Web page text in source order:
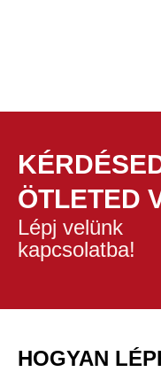
ÖTLETED
Lépj velünk
kapcsolatba!
HOGYAN